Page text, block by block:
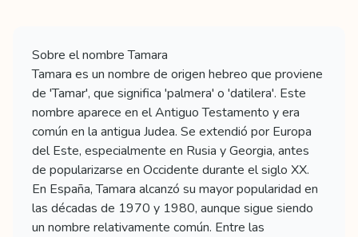
Sobre el nombreTamara
Tamara es un nombre de origen hebreo que proviene
de 'Tamar', que significa 'palmera' o 'datilera'. Este
nombre aparece en el Antiguo Testamento y era
común en la antigua Judea. Se extendió por Europa
del Este, especialmente en Rusia y Georgia, antes
de popularizarse en Occidente durante el siglo XX.
En España, Tamara alcanzó su mayor popularidad en
las décadas de 1970 y 1980, aunque sigue siendo
un nombre relativamente común. Entre las